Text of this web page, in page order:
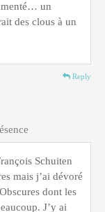
un
des clous à un
Reply
Schuiten
mais j’ai dévoré
dont les
J’y ai